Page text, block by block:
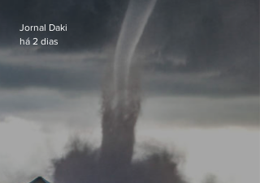
Jornal Daki
há 2 dias